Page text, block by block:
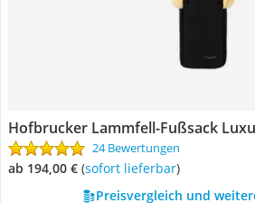
Hofbrucker Lammfell-Fußsack
24 Bewertungen
ab 194,00 € ( Sofort lieferbar)
Preisvergleich und